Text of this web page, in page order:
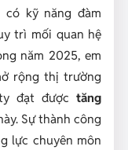
có kỹ năng đàm
trì mối quan hệ
năm 2025, em
rộng thị trường
ty đạt đượctăng
Sự thành công
lực chuyên môn